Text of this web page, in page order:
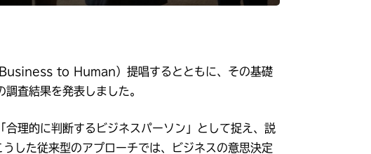
to Human）提唱するとともに、その基礎
査結果を発表しました。
理的に判断するビジネスパーソン」として捉え、説
した従来型のアプローチでは、ビジネスの意思決定